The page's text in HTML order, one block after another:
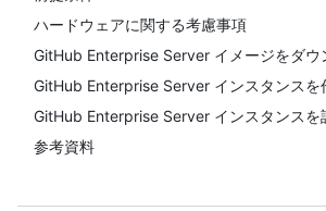
ハードウェアに関する考慮事項
GitHub Enterprise Server イメージをダウ
GitHub Enterprise Server インスタンスを
GitHub Enterprise Server インスタンスを
参考資料